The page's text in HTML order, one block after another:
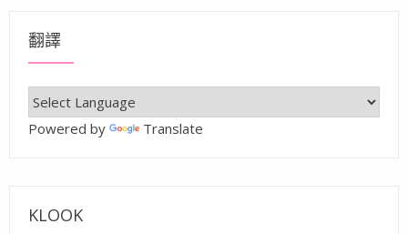
翻譯
Powered by Translate
KLOOK